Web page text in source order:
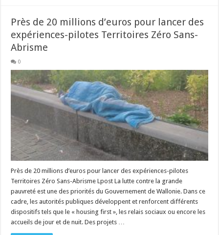
Près de 20 millions d’euros pour lancer des
expériences-pilotes Territoires Zéro Sans-
Abrisme
0
Près de 20 millions d’euros pour lancer des expériences-pilotes
Territoires Zéro Sans-Abrisme Lpost La lutte contre la grande
pauvreté est une des priorités du Gouvernement de Wallonie. Dans ce
cadre, les autorités publiques développent et renforcent différents
dispositifs tels que le « housing first », les relais sociaux ou encore les
accueils de jour et de nuit. Des projets …